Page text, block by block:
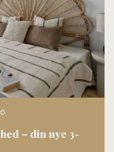
– din nye 3-